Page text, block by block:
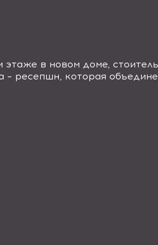
в новом доме,
ресепшн, которая